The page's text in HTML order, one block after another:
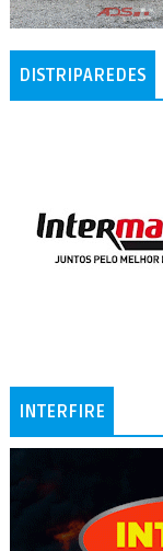
DISTRIPAREDES
INTERFIRE